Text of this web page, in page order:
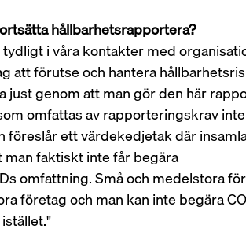
hållbarhetsrapportera?
i våra kontakter med
att förutse och hantera
genom att man gör den här
omfattas av rapporteringskrav
föreslår ett värdekedjetak där
faktiskt inte får begära
omfattning. Små och medelstora
företag och man kan inte begära